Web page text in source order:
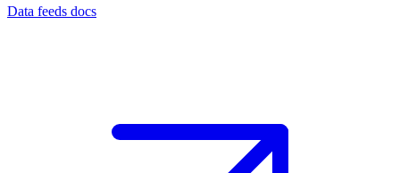
Data feeds docs